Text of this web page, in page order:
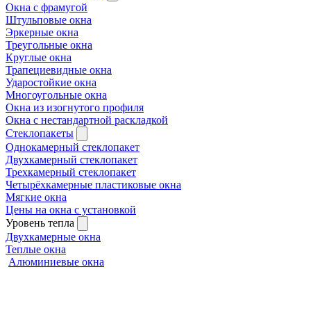
Окна с фрамугой
Штульповые окна
Эркерные окна
Треугольные окна
Круглые окна
Трапециевидные окна
Ударостойкие окна
Многоугольные окна
Окна из изогнутого профиля
Окна с нестандартной раскладкой
Стеклопакеты
Однокамерный стеклопакет
Двухкамерный стеклопакет
Трехкамерный стеклопакет
Четырёхкамерные пластиковые окна
Мягкие окна
Цены на окна с установкой
Уровень тепла
Двухкамерные окна
Теплые окна
Алюминиевые окна